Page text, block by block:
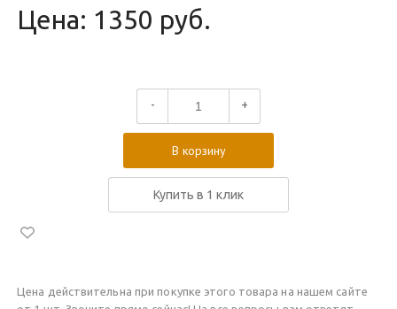
Цена: 1350 руб.
- +
В корзину
Купить в 1 клик
Цена действительна при покупке этого товара на нашем сайте